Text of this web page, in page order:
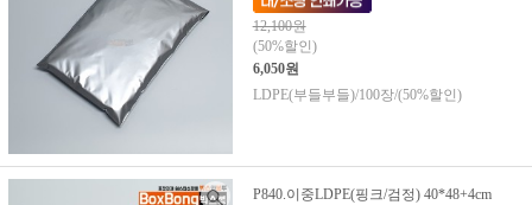
12,100원
(50%할인)
6,050원
LDPE(부들부들)/100장/(50%할인)
P840.이중LDPE(핑크/검정) 40*48+4cm